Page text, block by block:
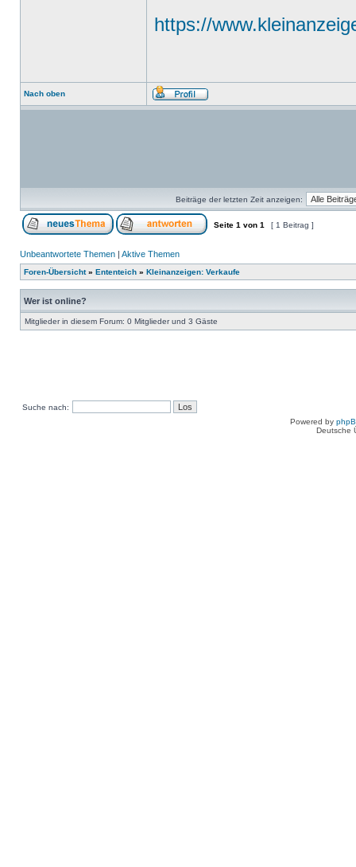
https://
Nach oben
Beiträge der letzten Zeit anzeigen:
Seite 1 von 1 [ 1 Beitrag ]
Unbeantwortete Themen | Aktive Themen
Foren-Übersicht» Ententeich » Kleinanzeigen: Verkaufe
Wer ist online?
Mitglieder in diesem Forum: 0 Mitglieder und 3 Gäste
Suche nach:
Powered by
Deutsche